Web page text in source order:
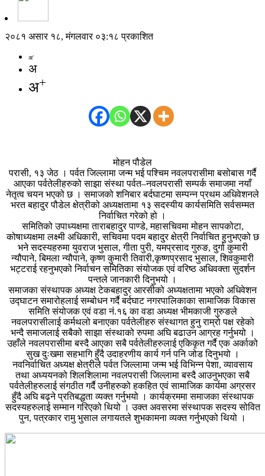
२०८१ असार १८, मंगलवार ०३:१८ प्रकाशित
अ-
अ
अ+
मोहन पौडेल
परासी, १३ जेठ । पर्वत जिल्लामा जन्म भई पश्चिम नवलपरासीमा बसोबास गर्दै
आएका पर्वतेलीहरुको साझा संस्था पर्वत–नवलपरासी सम्पर्क समाजमा नयाँ
नेतृत्व चयन भएको छ । समाजको शनिबार बर्दघाटमा सम्पन्न प्रथम अधिवेशनले
भरत बहादुर पौडेल क्षेत्रीको अध्यक्षतामा १३ सदस्यीय कार्यसमिति सर्वसम्मत
निर्वाचित गरेको हो ।
समितिको उपाध्यक्षमा ताराबहादुर पाण्डे, महासचिवमा मोहन सापकोटा,
कोषाध्यक्षमा लक्ष्मी अधिकारी, सचिवमा पदम बहादुर क्षेत्री निर्वाचित हुनुभएको छ
भने सदस्यहरुमा युवराज भुसाल, गीता पुरी, यमप्रसाद गुरुङ, दुर्गा कुमारी
न्यौपाने, बिमला न्यौपाने, कृष्ण कुमारी तिवारी,कृष्णप्रसाद भुसाल, शिवकुमारी
भट्टराई रहनुभएको निर्वाचन समितिका संयोजक एवं वरिष्ठ अधिवक्ता सुदर्शन
पन्तले जानकारी दिनुभयो ।
समाजका संस्थापक अध्यक्ष टेकबहादुर आरसीको अध्यक्षतामा भएको अधिवेशन
उद्घाटन समारोहलाई सम्बोधन गर्दै बर्दघाट नगरपालिकाका सामाजिक विकास
समिति संयोजक एवं वडा नं.१६ का वडा अध्यक्ष भीमकाजी गुरुङले
नवलपरासीलाई कर्मथलो बनाएका पर्वतेलीहरु संस्थागत हुनु राम्रो पक्ष रहेको
भन्दै समाजलाई सबैको साझा संस्थाको रुपमा अघि बढाउन आग्रह गर्नुभयो ।
उहाँले नवलपरासीमा बस्दै आएका सबै पर्वतेलीहरुलाई एकिकृत गर्दै एक अर्काको
सुख दुःखमा सहभागि हुँदै उदाहरणीय कार्य गर्न पनि जोड दिनुभयो ।
नवनिर्वाचित अध्यक्ष क्षेत्रीले पर्वत जिल्लामा जन्म भई विभिन्न पेशा, व्यावसाय
तथा अध्ययनको शिलशिलामा नवलपरासी जिल्लामा बस्दै आउनुभएका सबै
पर्वतेलीहरुलाई संगठीत गर्दै उनीहरुको हकहित एवं सामाजिक कार्यमा अग्रसर
हुँदै अघि बढ्ने प्रतिबद्धता व्यक्त गर्नुभयो । कार्यक्रममा समाजका संस्थापक
सदस्यहरुलाई सम्मान गरिएको थियो । उक्त अवसरमा संस्थापक सदस्य सोवित
पुन, पत्रकार रामु भुसाल लगायतले शुभकामना व्यक्त गर्नुभएको थियो ।